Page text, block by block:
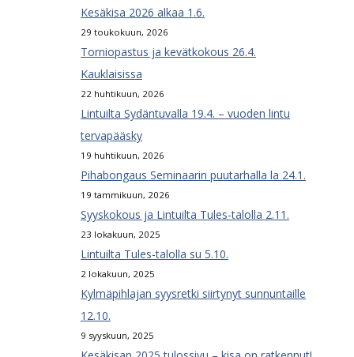
Kesäkisa 2026 alkaa 1.6.
29 toukokuun, 2026
Torniopastus ja kevätkokous 26.4.
Kauklaisissa
22 huhtikuun, 2026
Lintuilta Sydäntuvalla 19.4. – vuoden lintu
tervapääsky
19 huhtikuun, 2026
Pihabongaus Seminaarin puutarhalla la 24.1.
19 tammikuun, 2026
Syyskokous ja Lintuilta Tules-talolla 2.11.
23 lokakuun, 2025
Lintuilta Tules-talolla su 5.10.
2 lokakuun, 2025
Kylmäpihlajan syysretki siirtynyt sunnuntaille
12.10.
9 syyskuun, 2025